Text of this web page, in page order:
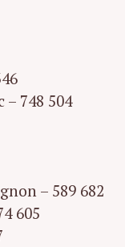
– 748 504
– 589 682
605